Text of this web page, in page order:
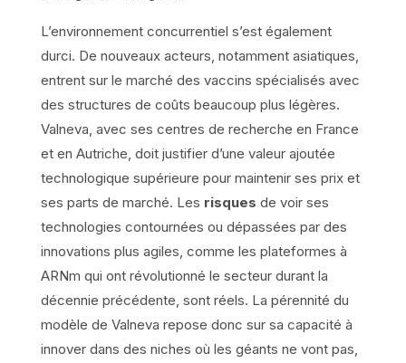
L’environnement concurrentiel s’est également
durci. De nouveaux acteurs, notamment asiatiques,
entrent sur le marché des vaccins spécialisés avec
des structures de coûts beaucoup plus légères.
Valneva, avec ses centres de recherche en France
et en Autriche, doit justifier d’une valeur ajoutée
technologique supérieure pour maintenir ses prix et
ses parts de marché. Les risques de voir ses
technologies contournées ou dépassées par des
innovations plus agiles, comme les plateformes à
ARNm qui ont révolutionné le secteur durant la
décennie précédente, sont réels. La pérennité du
modèle de Valneva repose donc sur sa capacité à
innover dans des niches où les géants ne vont pas,